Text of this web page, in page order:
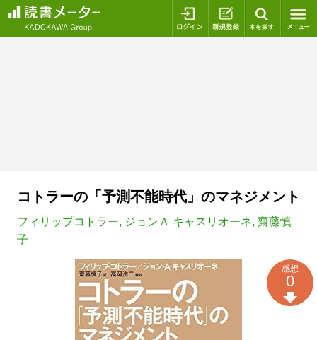
ログイン 新規登録
コトラーの「予測不能時代」のマネジメント
フィリップコトラー, ジョンＡ キャスリオーネ, 齋藤慎
子
感想
0